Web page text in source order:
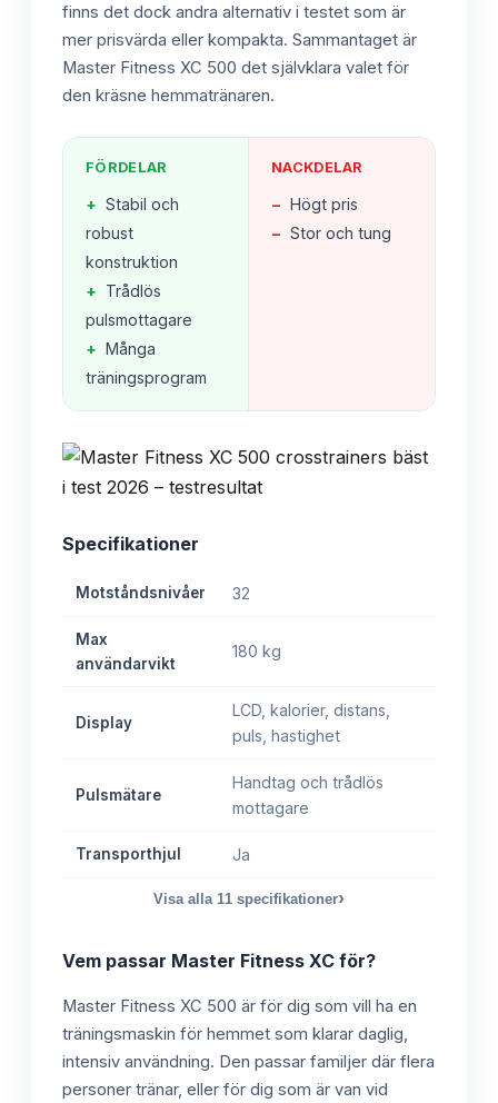
finns det dock andra alternativ i testet som är
mer prisvärda eller kompakta. Sammantaget är
Master Fitness XC 500 det självklara valet för
den kräsne hemmatränaren.
FÖRDELAR
+ Stabil och
robust
konstruktion
+ Trådlös
pulsmottagare
+ Många
träningsprogram
NACKDELAR
− Högt pris
− Stor och tung
Specifikationer
Motståndsnivåer 32
Max
användarvikt
180 kg
Display
LCD, kalorier, distans,
puls, hastighet
Pulsmätare
Handtag och trådlös
mottagare
Transporthjul Ja
Visa alla 11 specifikationer›
Vem passar Master Fitness XC för?
Master Fitness XC 500 är för dig som vill ha en
träningsmaskin för hemmet som klarar daglig,
intensiv användning. Den passar familjer där flera
personer tränar, eller för dig som är van vid